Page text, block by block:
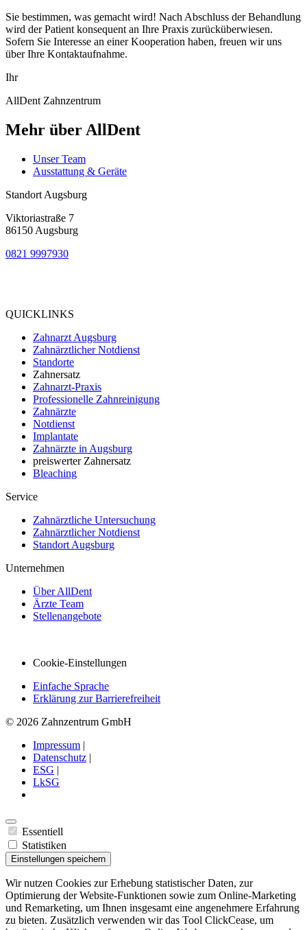
Sie bestimmen, was gemacht wird! Nach Abschluss der Behandlung
wird der Patient konsequent an Ihre Praxis zurücküberwiesen.
Sofern Sie Interesse an einer Kooperation haben, freuen wir uns
über Ihre Kontaktaufnahme.
Ihr
AllDent Zahnzentrum
Mehr über AllDent
Unser Team
Ausstattung & Geräte
Standort Augsburg
Viktoriastraße 7
86150 Augsburg
0821 9997930
QUICKLINKS
Zahnarzt Augsburg
Zahnärztlicher Notdienst
Standorte
Zahnersatz
Zahnarzt-Praxis
Professionelle Zahnreinigung
Zahnärzte
Notdienst
Implantate
Zahnärzte in Augsburg
preiswerter Zahnersatz
Bleaching
Service
Zahnärztliche Untersuchung
Zahnärztlicher Notdienst
Standort Augsburg
Unternehmen
Über AllDent
Ärzte Team
Stellenangebote
Cookie-Einstellungen
Einfache Sprache
Erklärung zur Barrierefreiheit
© 2026 Zahnzentrum GmbH
Impressum |
Datenschutz |
ESG |
LkSG
Essentiell
Statistiken
Einstellungen speichern
Wir nutzen Cookies zur Erhebung statistischer Daten, zur
Optimierung der Website-Funktionen sowie zum Online-Marketing
und Remarketing, um Ihnen insgesamt eine angenehmere Erfahrung
zu bieten. Zusätzlich verwenden wir das Tool ClickCease, um